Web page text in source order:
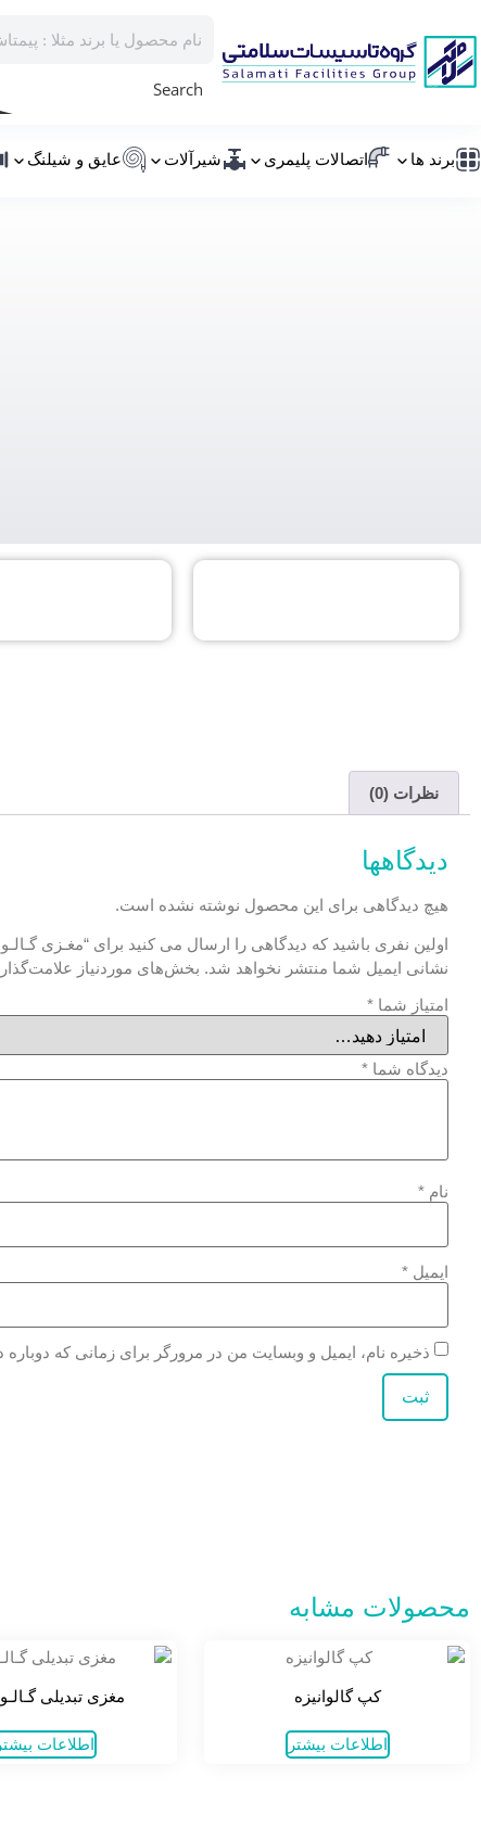
Search
برند ها اتصالات پلیمری شیرآلات عایق و شیلنگ
نظرات (0)
دیدگاهها
هیچ دیدگاهی برای این محصول نوشته نشده است.
اولین نفری باشید که دیدگاهی را ارسال می کنید برای “مغـزی
نشانی ایمیل شما منتشر نخواهد شد. بخش‌های موردنیاز
امتیاز شما *
دیدگاه شما *
نام *
ایمیل *
ذخیره نام، ایمیل و وبسایت من در مرورگر برای زمانی که
محصولات مشابه
کپ گالوانیزه
اطلاعات بیشتر
مغزی تبدیلی
اطلاعات بیشتر